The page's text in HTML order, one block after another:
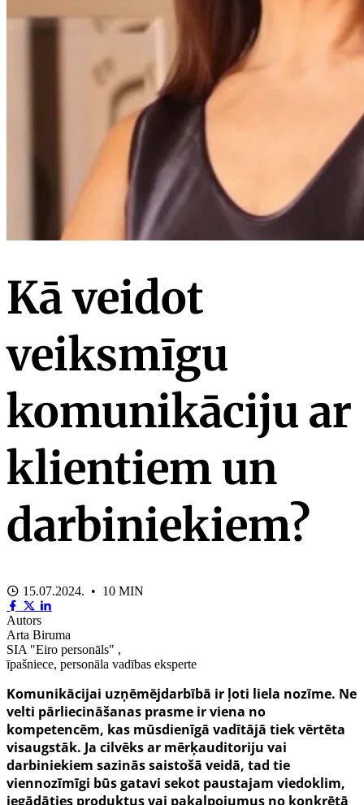
Kā veidot
veiksmīgu
komunikāciju ar
klientiem un
darbiniekiem?
15.07.2024. • 10 MIN
Autors
Arta Biruma
SIA "Eiro personāls" ,
īpašniece, personāla vadības eksperte
Komunikācijai uzņēmējdarbībā ir ļoti liela nozīme. Ne
velti pārliecināšanas prasme ir viena no
kompetencēm, kas mūsdienīgā vadītājā tiek vērtēta
visaugstāk. Ja cilvēks ar mērķauditoriju vai
darbiniekiem sazinās saistošā veidā, tad tie
viennozīmīgi būs gatavi sekot paustajam viedoklim,
iegādāties produktus vai pakalpojumus no konkrētā